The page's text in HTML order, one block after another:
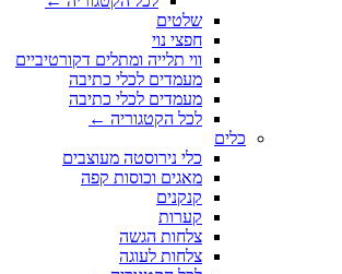
שלטים
חפצי נוי
ווי תלייה ומתלים דקורטיביים
מעמדים לכלי כתיבה
מעמדים לכלי כתיבה
לכל הקטגוריה ←
כלים
כלי נירוסטה מעוצבים
מאגים וכוסות קפה
קנקנים
קערות
צלחות הגשה
צלחות לעוגה